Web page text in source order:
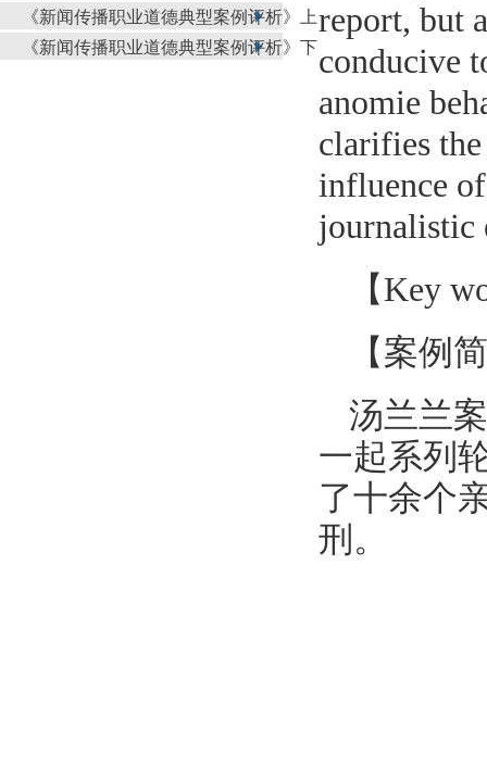
《新闻传播职业道德典型案例评析》上
《新闻传播职业道德典型案例评析》下
report, but
conducive
anomie
clarifies
influence
journalistic
【 Key
【 案例
汤兰兰
一起系列
了十余个
刑。